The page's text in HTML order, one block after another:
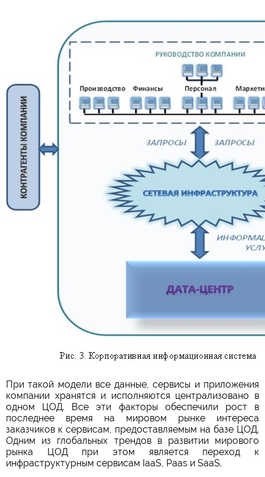
При такой модели все данные, сервисы и приложения
компании хранятся и исполняются централизовано в
одном ЦОД. Все эти факторы обеспечили рост в
последнее время на мировом рынке интереса
заказчиков к сервисам, предоставляемым на базе ЦОД.
Одним из глобальных трендов в развитии мирового
рынка ЦОД при этом является переход к
инфраструктурным сервисам IaaS, Paas и SaaS.